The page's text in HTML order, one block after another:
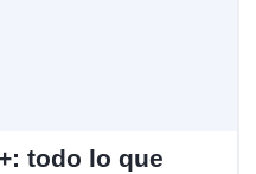
todo lo que